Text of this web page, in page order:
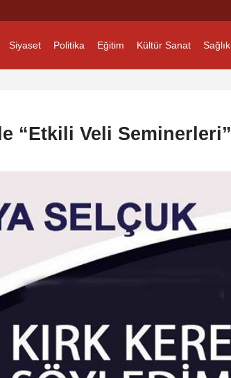
Siyaset Politika Eğitim Kültür Sanat Sağlık
“Etkili Veli Seminerleri”